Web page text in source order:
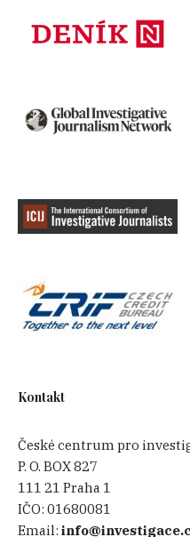
Kontakt
České centrum pro
P. O. BOX 827
111 21 Praha 1
IČO:01680081
Email: